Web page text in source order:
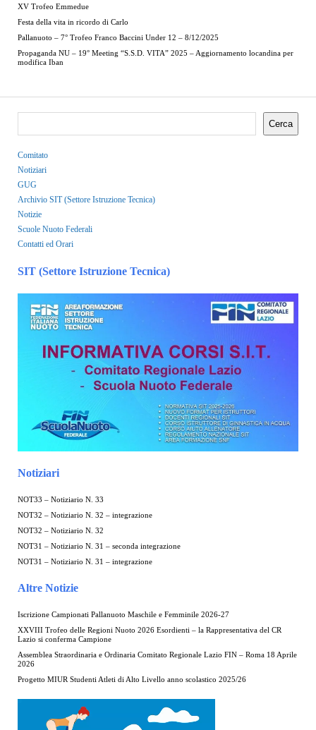
XV Trofeo Emmedue
Festa della vita in ricordo di Carlo
Pallanuoto – 7° Trofeo Franco Baccini Under 12 – 8/12/2025
Propaganda NU – 19° Meeting “S.S.D. VITA” 2025 – Aggiornamento locandina per
modifica Iban
Cerca
Comitato
Notiziari
GUG
Archivio SIT (Settore Istruzione Tecnica)
Notizie
Scuole Nuoto Federali
Contatti ed Orari
SIT (Settore Istruzione Tecnica)
Notiziari
NOT33 – Notiziario N. 33
NOT32 – Notiziario N. 32 – integrazione
NOT32 – Notiziario N. 32
NOT31 – Notiziario N. 31 – seconda integrazione
NOT31 – Notiziario N. 31 – integrazione
Altre Notizie
Iscrizione Campionati Pallanuoto Maschile e Femminile 2026-27
XXVIII Trofeo delle Regioni Nuoto 2026 Esordienti – la Rappresentativa del CR
Lazio si conferma Campione
Assemblea Straordinaria e Ordinaria Comitato Regionale Lazio FIN – Roma 18 Aprile
2026
Progetto MIUR Studenti Atleti di Alto Livello anno scolastico 2025/26